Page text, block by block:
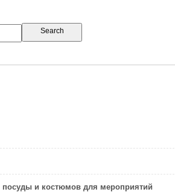
и костюмов для мероприятий